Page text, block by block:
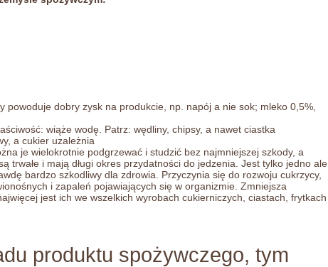
powoduje dobry zysk na produkcie, np. napój a nie sok; mleko 0,5%,
wiąże wodę. Patrz: wędliny, chipsy, a nawet ciastka
a cukier uzależnia
je wielokrotnie podgrzewać i studzić bez najmniejszej szkody, a
trwałe i mają długi okres przydatności do jedzenia. Jest tylko jedno ale
bardzo szkodliwy dla zdrowia. Przyczynia się do rozwoju cukrzycy,
i zapaleń pojawiających się w organizmie. Zmniejsza
jest ich we wszelkich wyrobach cukierniczych, ciastach, frytkach
produktu spożywczego, tym